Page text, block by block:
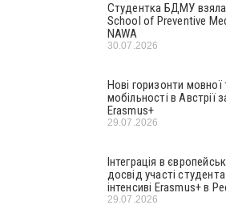
Студентка БДМУ взяла
School of Preventive
NAWA
30.07.2026
Нові горизонти мовної
мобільності в Австрії
Erasmus+
29.07.2026
Інтеграція в
досвід участі
інтенсиві Erasmus+ в
29.07.2026